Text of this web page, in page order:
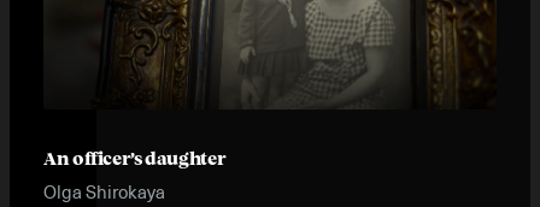
An officer’s daughter
Olga Shirokaya